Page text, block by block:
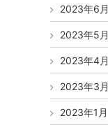
2023年6月
2023年5月
2023年4月
2023年3月
2023年1月